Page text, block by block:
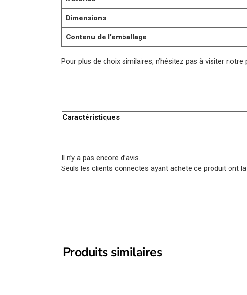
Dimensions
Contenu de l’emballage
Pour plus de choix similaires, n’hésitez pas à visiter notre
Caractéristiques
Il n’y a pas encore d’avis.
Seuls les clients connectés ayant acheté ce produit ont
Produits similaires